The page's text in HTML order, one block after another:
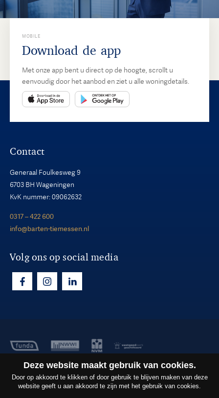
MOBILE
Download de app
Met onze app bent u direct op de hoogte, scrollt u
eenvoudig door het aanbod en ziet u alle woningdetails.
Contact
Generaal Foulkesweg 9
6703 BH Wageningen
KvK nummer: 09062632
0317 – 422 600
info@barten-tiemessen.nl
Volg ons op social media
Copyright ©2026Barten Tiemessen B.V.
Privacy
Deze website maakt gebruik van cookies.
Door op akkoord te klikken of door gebruik te blijven maken van deze
website geeft u aan akkoord te zijn met het gebruik van cookies.